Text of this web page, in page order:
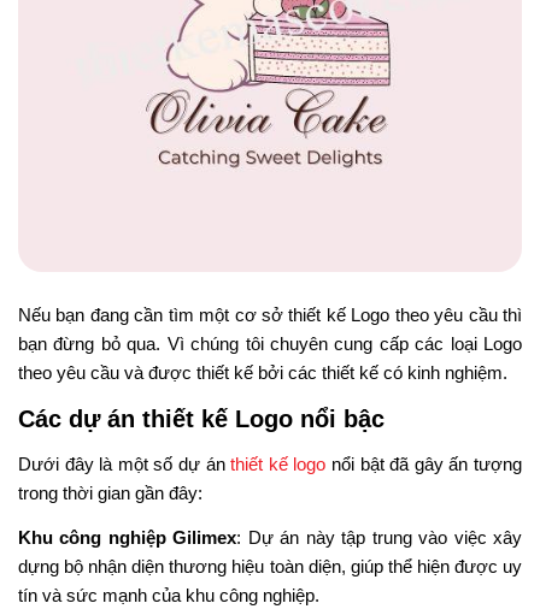
Nếu bạn đang cần tìm một cơ sở thiết kế Logo theo yêu cầu thì
bạn đừng bỏ qua. Vì chúng tôi chuyên cung cấp các loại Logo
theo yêu cầu và được thiết kế bởi các thiết kế có kinh nghiệm.
Các dự án thiết kế Logo nổi bậc
Dưới đây là một số dự ánthiết kế logo nổi bật đã gây ấn tượng
trong thời gian gần đây:
Khu công nghiệp Gilimex: Dự án này tập trung vào việc xây
dựng bộ nhận diện thương hiệu toàn diện, giúp thể hiện được uy
tín và sức mạnh của khu công nghiệp​.